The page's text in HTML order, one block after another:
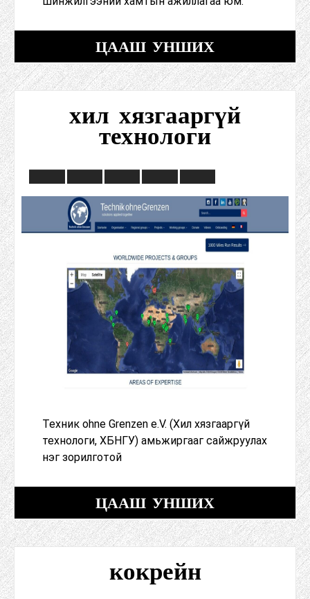
ЦААШ УНШИХ
хил хязгааргүй
технологи
Техник ohne Grenzen e.V. (Хил хязгааргүй
технологи, ХБНГУ) амьжиргааг сайжруулах
нэг зорилготой
ЦААШ УНШИХ
кокрейн